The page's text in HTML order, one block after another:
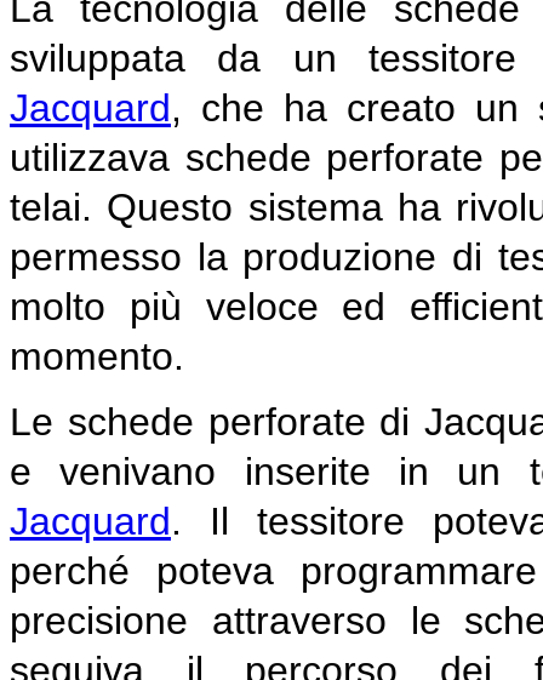
La tecnologia delle
sviluppata da un
Jacquard, che ha creato un
utilizzava schede perforate
telai. Questo sistema ha
permesso la produzione di
molto più veloce ed
momento.
Le schede perforate di
e venivano inserite in un
Jacquard. Il tessitore
perché poteva
precisione attraverso le
seguiva il percorso dei